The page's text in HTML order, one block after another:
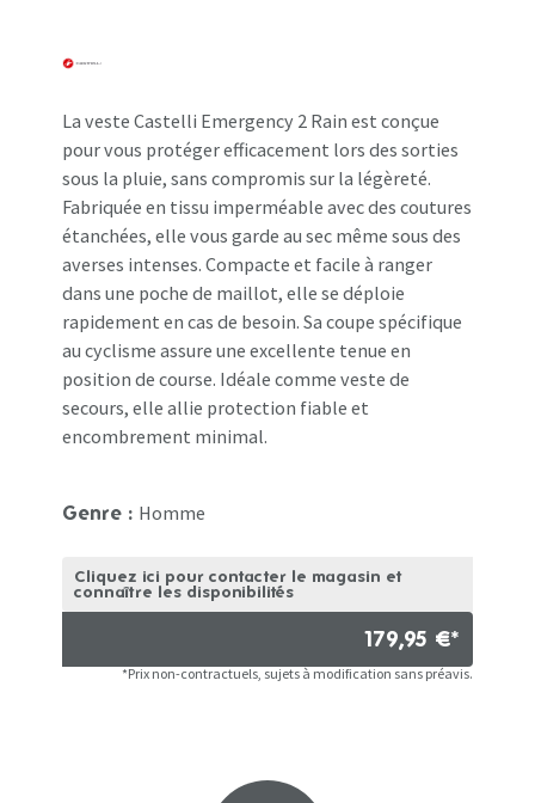
La veste Castelli Emergency 2 Rain est conçue
pour vous protéger efficacement lors des sorties
sous la pluie, sans compromis sur la légèreté.
Fabriquée en tissu imperméable avec des coutures
étanchées, elle vous garde au sec même sous des
averses intenses. Compacte et facile à ranger
dans une poche de maillot, elle se déploie
rapidement en cas de besoin. Sa coupe spécifique
au cyclisme assure une excellente tenue en
position de course. Idéale comme veste de
secours, elle allie protection fiable et
encombrement minimal.
Genre : Homme
Cliquez ici pour contacter le magasin et
connaître les disponibilités
179,95 €*
*Prix non-contractuels, sujets à modification sans préavis.